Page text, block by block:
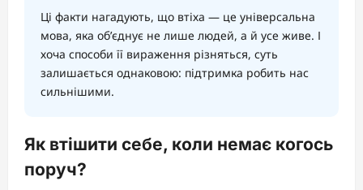
Ці факти нагадують, що втіха — це універсальна
мова, яка об’єднує не лише людей, а й усе живе. І
хоча способи її вираження різняться, суть
залишається однаковою: підтримка робить нас
сильнішими.
Як втішити себе, коли немає когось
поруч?